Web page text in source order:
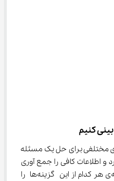
کنیم
اینکه فهمیدیم راه‌های مختلفی برای حل یک مسئله
و اطلاعات کافی را جمع آوری
کردیم، باید سعی کنیم نتیجه‌ی هر کدام از این گزینه‌ها را